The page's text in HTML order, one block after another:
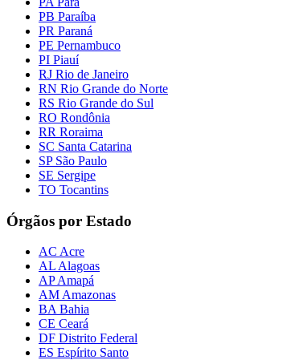
PB Paraíba
PR Paraná
PE Pernambuco
PI Piauí
RJ Rio de Janeiro
RN Rio Grande do Norte
RS Rio Grande do Sul
RO Rondônia
RR Roraima
SC Santa Catarina
SP São Paulo
SE Sergipe
TO Tocantins
Órgãos por Estado
AC Acre
AL Alagoas
AP Amapá
AM Amazonas
BA Bahia
CE Ceará
DF Distrito Federal
ES Espírito Santo